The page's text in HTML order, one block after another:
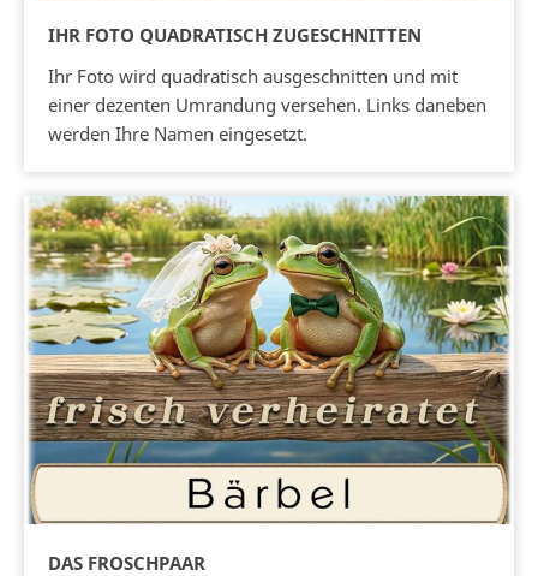
IHR FOTO QUADRATISCH ZUGESCHNITTEN
Ihr Foto wird quadratisch ausgeschnitten und mit
einer dezenten Umrandung versehen. Links daneben
werden Ihre Namen eingesetzt.
DAS FROSCHPAAR